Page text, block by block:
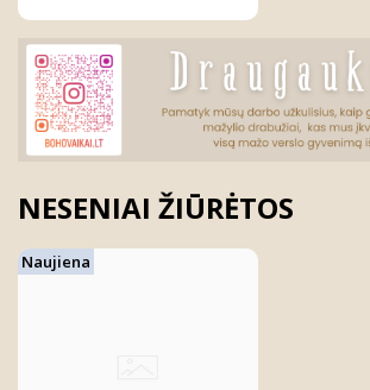
NESENIAI ŽIŪRĖTOS
Naujiena